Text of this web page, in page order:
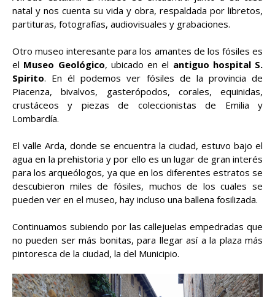
natal y nos cuenta su vida y obra, respaldada por libretos,
partituras, fotografías, audiovisuales y grabaciones.
Otro museo interesante para los amantes de los fósiles es
el Museo Geológico, ubicado en el antiguo hospital S.
Spirito. En él podemos ver fósiles de la provincia de
Piacenza, bivalvos, gasterópodos, corales, equinidas,
crustáceos y piezas de coleccionistas de Emilia y
Lombardía.
El valle Arda, donde se encuentra la ciudad, estuvo bajo el
agua en la prehistoria y por ello es un lugar de gran interés
para los arqueólogos, ya que en los diferentes estratos se
descubieron miles de fósiles, muchos de los cuales se
pueden ver en el museo, hay incluso una ballena fosilizada.
Continuamos subiendo por las callejuelas empedradas que
no pueden ser más bonitas, para llegar así a la plaza más
pintoresca de la ciudad, la del Municipio.